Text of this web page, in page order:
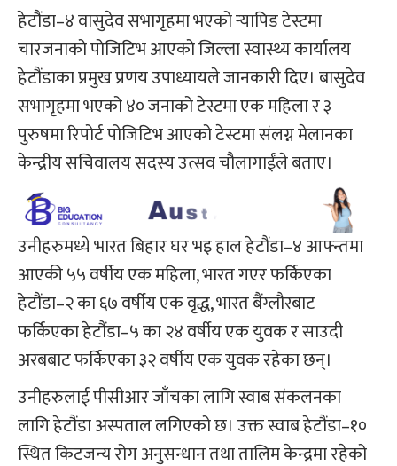
हेटौंडा–४ वासुदेव सभागृहमा भएको र्‍यापिड टेस्टमा
चारजनाको पोजिटिभ आएको जिल्ला स्वास्थ्य कार्यालय
हेटौंडाका प्रमुख प्रणय उपाध्यायले जानकारी दिए। बासुदेव
सभागृहमा भएको ४० जनाको टेस्टमा एक महिला र ३
पुरुषमा रिपोर्ट पोजिटिभ आएको टेस्टमा संलग्न मेलानका
केन्द्रीय सचिवालय सदस्य उत्सव चौलागाईंले बताए।
उनीहरुमध्ये भारत बिहार घर भइ हाल हेटौंडा–४ आफ्न्तमा
आएकी ५५ वर्षीय एक महिला, भारत गएर फर्किएका
हेटौंडा–२ का ६७ वर्षीय एक वृद्ध, भारत बैंग्लौरबाट
फर्किएका हेटौंडा–५ का २४ वर्षीय एक युवक र साउदी
अरबबाट फर्किएका ३२ वर्षीय एक युवक रहेका छन्।
उनीहरुलाई पीसीआर जाँचका लागि स्वाब संकलनका
लागि हेटौंडा अस्पताल लगिएको छ। उक्त स्वाब हेटौंडा–१०
स्थित किटजन्य रोग अनुसन्धान तथा तालिम केन्द्रमा रहेको